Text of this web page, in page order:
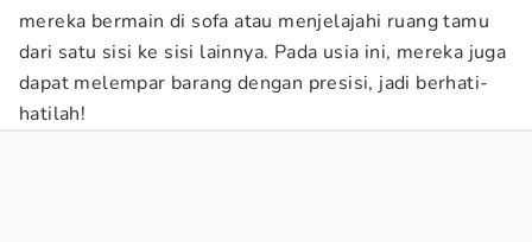
mereka bermain di sofa atau menjelajahi ruang tamu
dari satu sisi ke sisi lainnya. Pada usia ini, mereka juga
dapat melempar barang dengan presisi, jadi berhati-
hatilah!